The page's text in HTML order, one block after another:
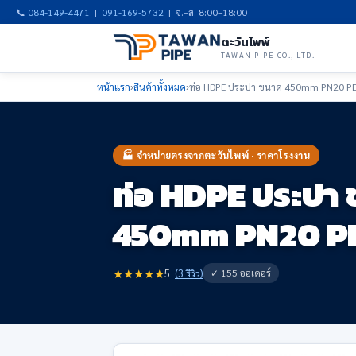
📞 084-149-4471 | 091-169-5732 | จ.–ส. 8:00–18:00
ตะวันไพพ์
TAWAN PIPE CO., LTD.
หน้าแรก›สินค้าทั้งหมด›ท่อ HDPE ประปา ขนาด 450mm PN20
🏭 จำหน่ายตรงจากตะวันไพพ์ · ราคาโรงงาน
ท่อ HDPE ประป
450mm PN20
★★★★★5 (3 รีวิว) ✓ 155 ออเดอร์